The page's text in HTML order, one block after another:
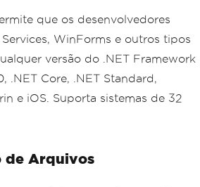
que os desenvolvedores
Services, WinForms e outros tipos
versão do .NET Framework
.NET Core, .NET Standard,
e iOS. Suporta sistemas de 32
de Arquivos